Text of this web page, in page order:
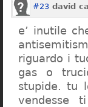
#23 david
e’ inutile
riguardo i
gas o
stupide. tu
vendesse